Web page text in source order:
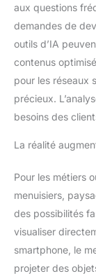
aux questions
demandes de
outils d’IA
contenus
pour les réseaux
précieux.
besoins des
La réalité
Pour les métiers
menuisiers,
des possibilités
visualiser
smartphone, le
projeter des